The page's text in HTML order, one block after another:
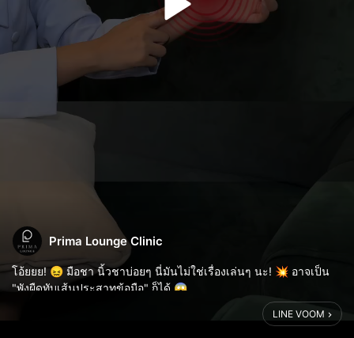
Prima Lounge Clinic
โอ้ยยย! 😖 มือชา นิ้วชาบ่อยๆ นี่มันไม่ใช่เรื่องเล่นๆ นะ! 💥 อาจเป็น
"พังผืดทับเส้นประสาทข้อมือ" ก็ได้ 😱
ใครเสี่ยงบ้าง? คนใช้มือหนักๆ📱💻 ก้มหน้าแชททั้งวันระวังไว้เลย!
LINE VOOM